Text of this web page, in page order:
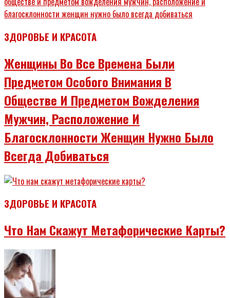
ЗДОРОВЬЕ И КРАСОТА
Женщины Во Все Времена Были
Предметом Особого Внимания В
Обществе И Предметом Вожделения
Мужчин, Расположение И
Благосклонности Женщин Нужно Было
Всегда Добиваться
ЗДОРОВЬЕ И КРАСОТА
Что Нам Скажут Метафорические Карты?